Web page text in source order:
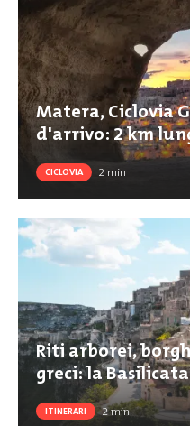
Matera, Ciclovia
d'arrivo: 2 km
CICLOVIA 2min
Riti arborei,
greci: la
ITINERARI 2min